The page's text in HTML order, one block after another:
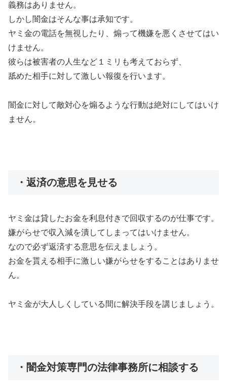
義務はありません。
しかし闇金はそんな事は承知です。
ヤミ金の電話を無視したり、煽って機嫌を悪くさせてはい
けません。
彼らは被害者の人生など１ミリも考えておらず、
舐めた相手に対して激しい報復を行います。
闇金に対して敵対心を煽るような行動は絶対にしてはいけ
ません。
・返済の意思を見せる
ヤミ金は貸したお金を利息付きで回収するのが仕事です。
嫌がらせで収入減を潰してしまってはいけません。
なので必ず返済する意思を伝えましょう。
お金を貰える相手に激しい嫌がらせをすることはありませ
ん。
ヤミ金が大人しくしている間に解決手段を講じましょう。
・闇金対策専門の法律事務所に相談する